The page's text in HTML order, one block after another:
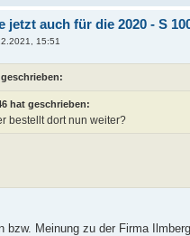
jetzt auch für die 2020 - S
15:51
hat geschrieben:
bestellt dort nun weiter?
bzw. Meinung zu der Firma